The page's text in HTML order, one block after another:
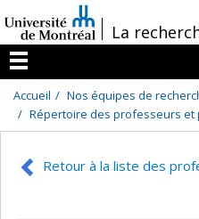
au
contenu
/La
Menu
Accueil
Nos équipes de
Répertoire des professeurs
Retour à la liste des